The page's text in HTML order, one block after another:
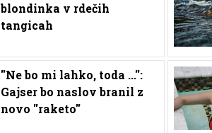
blondinka v rdečih
tangicah
''Ne bo mi lahko, toda ...'':
Gajser bo naslov branil z
novo ''raketo''